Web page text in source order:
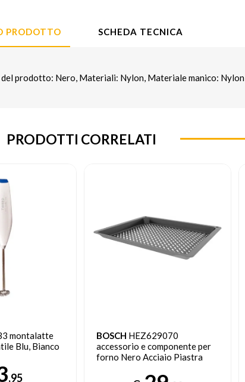
PRODOTTO SCHEDA TECNICA
prodotto: Nero, Materiali: Nylon, Materiale manico: Nylon
PRODOTTI CORRELATI
montalatte
Blu, Bianco
,95
BOSCH HEZ629070
accessorio e componente per
forno Nero Acciaio Piastra